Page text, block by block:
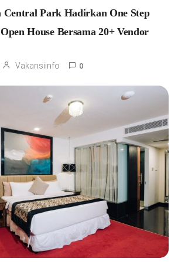
Park Hadirkan One Step
House Bersama 20+ Vendor
Vakansiinfo 0